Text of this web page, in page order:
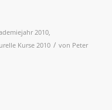
2010,
Kurse 2010 / von Peter